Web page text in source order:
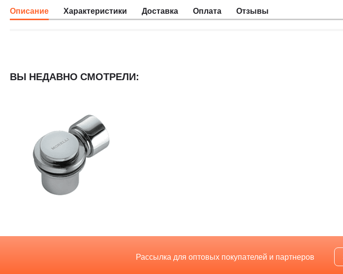
Описание Характеристики Доставка Оплата Отзывы
ВЫ НЕДАВНО СМОТРЕЛИ:
Рассылка для оптовых покупателей и партнеров